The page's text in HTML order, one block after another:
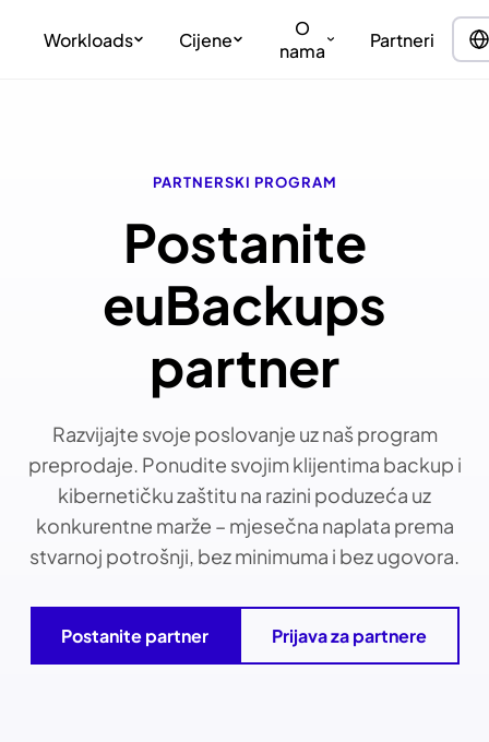
Workloads Cijene
O
nama
Partneri
PARTNERSKI PROGRAM
Postanite
euBackups
partner
Razvijajte svoje poslovanje uz naš program
preprodaje. Ponudite svojim klijentima backup i
kibernetičku zaštitu na razini poduzeća uz
konkurentne marže – mjesečna naplata prema
stvarnoj potrošnji, bez minimuma i bez ugovora.
Postanite partner Prijava za partnere